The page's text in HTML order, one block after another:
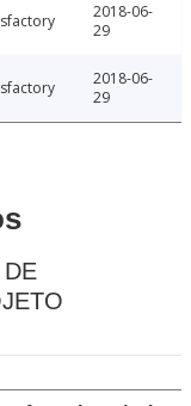
2018-06-
29
2018-06-
29